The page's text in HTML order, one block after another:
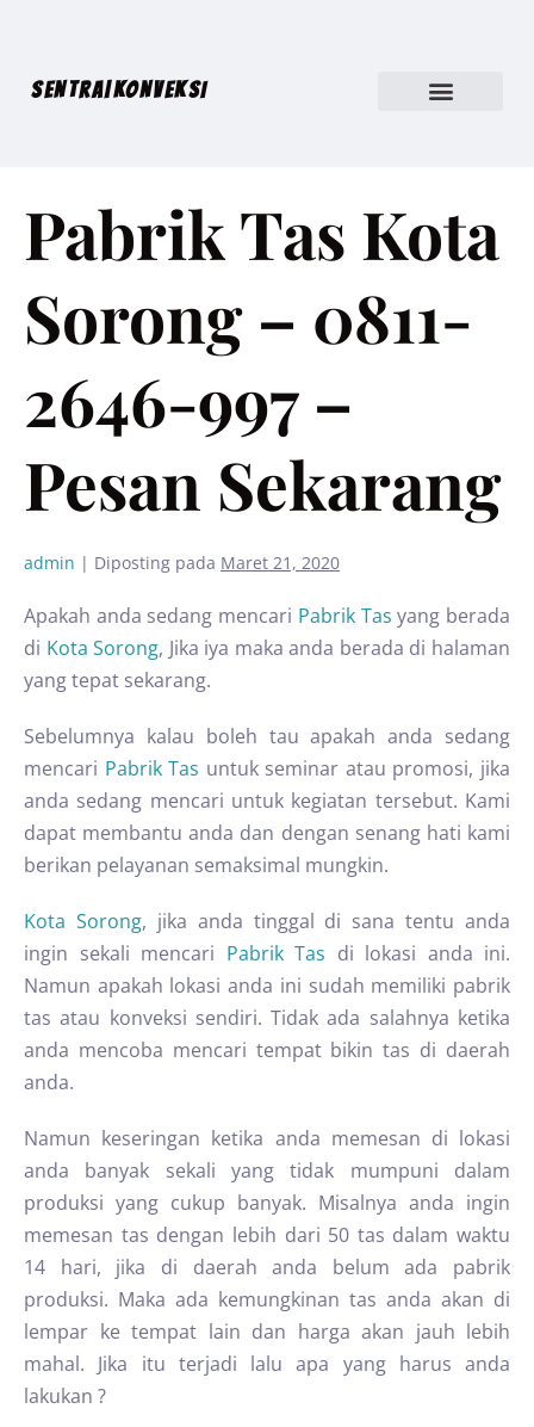
SENTRA|KONVEKSI
Pabrik Tas Kota
Sorong – 0811-
2646-997 –
Pesan Sekarang
admin | Diposting pada Maret 21, 2020
Apakah anda sedang mencari Pabrik Tas yang berada
di Kota Sorong, Jika iya maka anda berada di halaman
yang tepat sekarang.
Sebelumnya kalau boleh tau apakah anda sedang
mencari Pabrik Tas untuk seminar atau promosi, jika
anda sedang mencari untuk kegiatan tersebut. Kami
dapat membantu anda dan dengan senang hati kami
berikan pelayanan semaksimal mungkin.
Kota Sorong, jika anda tinggal di sana tentu anda
ingin sekali mencari Pabrik Tas di lokasi anda ini.
Namun apakah lokasi anda ini sudah memiliki pabrik
tas atau konveksi sendiri. Tidak ada salahnya ketika
anda mencoba mencari tempat bikin tas di daerah
anda.
Namun keseringan ketika anda memesan di lokasi
anda banyak sekali yang tidak mumpuni dalam
produksi yang cukup banyak. Misalnya anda ingin
memesan tas dengan lebih dari 50 tas dalam waktu
14 hari, jika di daerah anda belum ada pabrik
produksi. Maka ada kemungkinan tas anda akan di
lempar ke tempat lain dan harga akan jauh lebih
mahal. Jika itu terjadi lalu apa yang harus anda
lakukan ?